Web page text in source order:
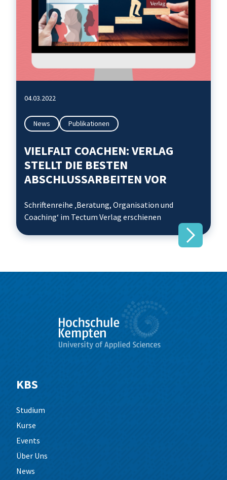
04.03.2022
News Publikationen
VIELFALT COACHEN: VERLAG
STELLT DIE BESTEN
ABSCHLUSSARBEITEN VOR
Schriftenreihe ‚Beratung, Organisation und
Coaching‘ im Tectum Verlag erschienen
KBS
Studium
Kurse
Events
Über Uns
News